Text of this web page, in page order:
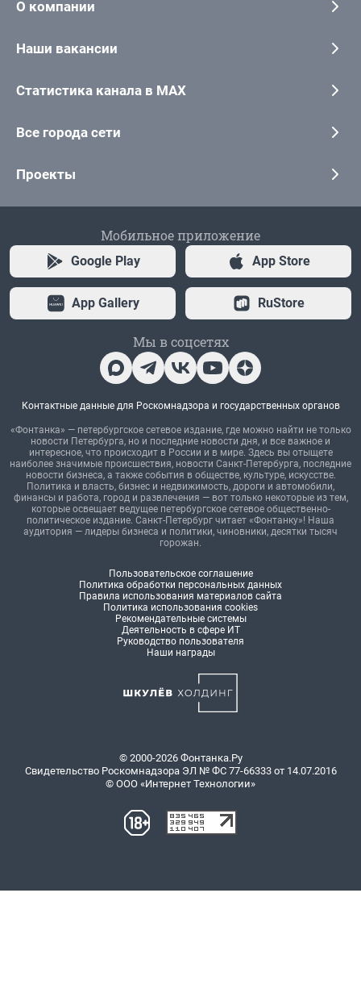
О компании
Наши вакансии
Статистика канала в MAX
Все города сети
Проекты
Мобильное приложение
Google Play App Store
App Gallery RuStore
Мы в соцсетях
Контактные данные для Роскомнадзора и государственных органов
«Фонтанка» — петербургское сетевое издание, где можно найти не только
новости Петербурга, но и последние новости дня, и все важное и
интересное, что происходит в России и в мире. Здесь вы отыщете
наиболее значимые происшествия, новости Санкт-Петербурга, последние
новости бизнеса, а также события в обществе, культуре, искусстве.
Политика и власть, бизнес и недвижимость, дороги и автомобили,
финансы и работа, город и развлечения — вот только некоторые из тем,
которые освещает ведущее петербургское сетевое общественно-
политическое издание. Санкт-Петербург читает «Фонтанку»! Наша
аудитория — лидеры бизнеса и политики, чиновники, десятки тысяч
горожан.
Пользовательское соглашение
Политика обработки персональных данных
Правила использования материалов сайта
Политика использования cookies
Рекомендательные системы
Деятельность в сфере ИТ
Руководство пользователя
Наши награды
© 2000-2026 Фонтанка.Ру
Свидетельство Роскомнадзора ЭЛ № ФС 77-66333 от 14.07.2016
© ООО «Интернет Технологии»